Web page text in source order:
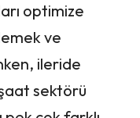
optimize
ve
ileride
sektörü